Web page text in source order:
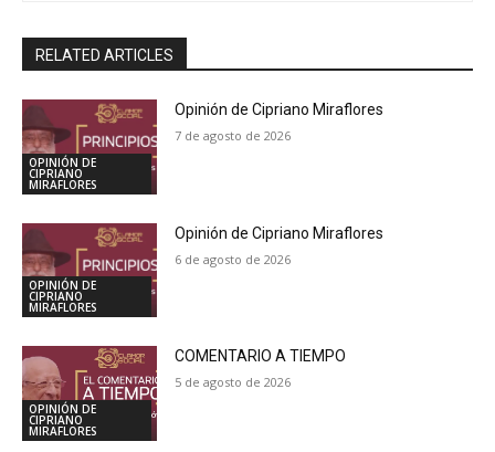
RELATED ARTICLES
OPINIÓN DE
CIPRIANO
MIRAFLORES
Opinión de Cipriano Miraflores
7 de agosto de 2026
OPINIÓN DE
CIPRIANO
MIRAFLORES
Opinión de Cipriano Miraflores
6 de agosto de 2026
OPINIÓN DE
CIPRIANO
MIRAFLORES
COMENTARIO A TIEMPO
5 de agosto de 2026